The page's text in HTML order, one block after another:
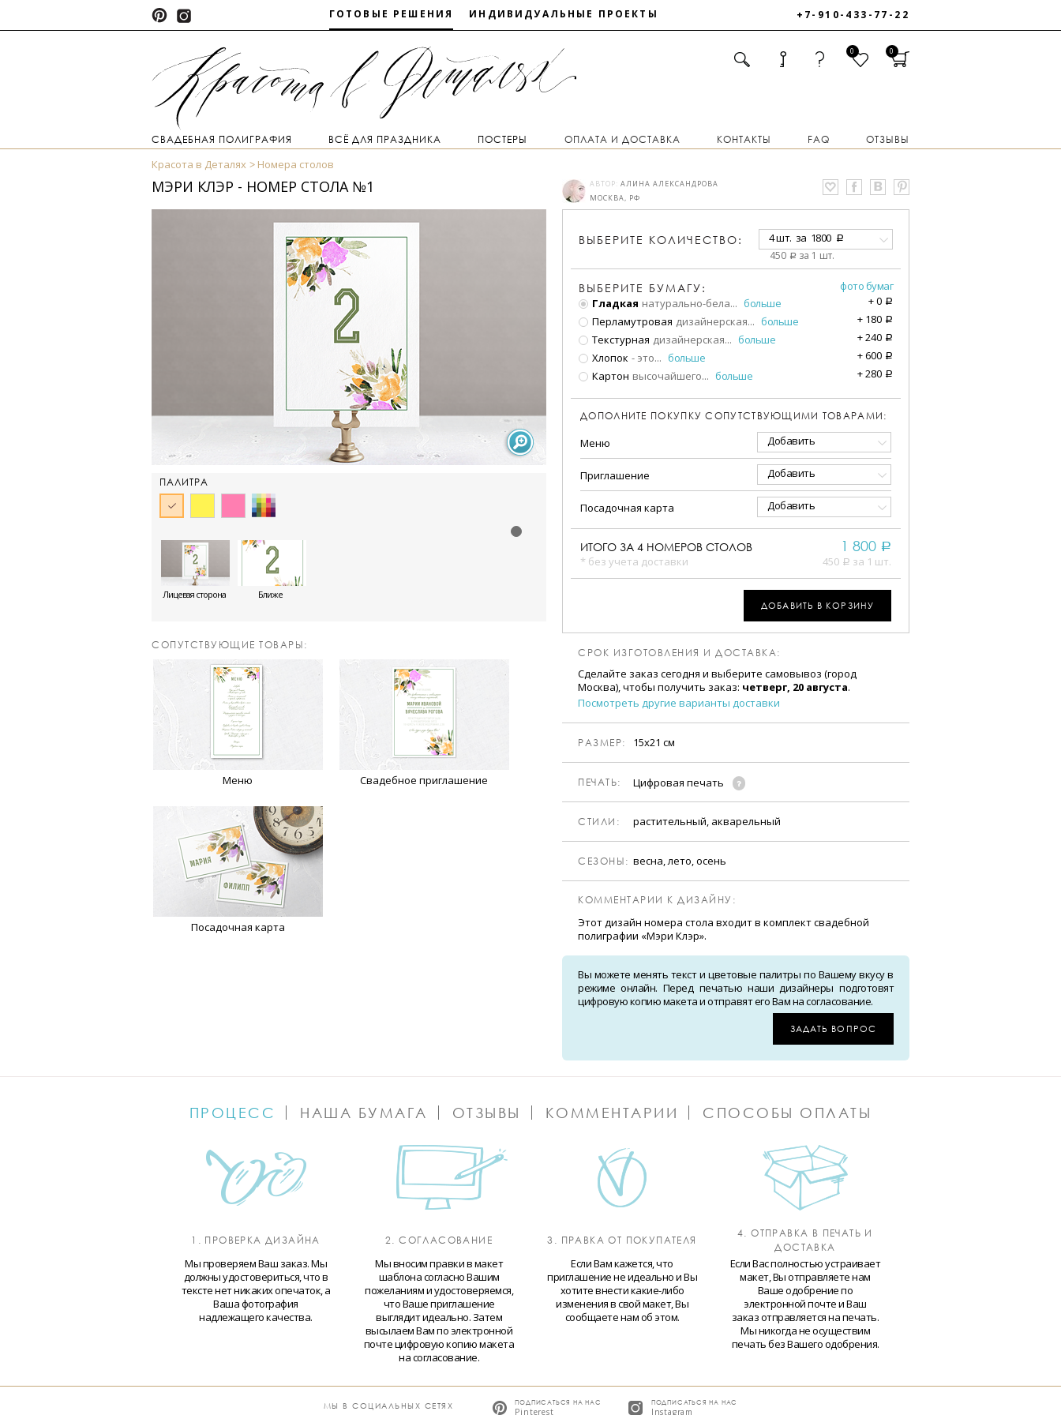
ГОТОВЫЕ РЕШЕНИЯ ИНДИВИДУАЛЬНЫЕ ПРОЕКТЫ +7-910-433-77-22
0 0
СВАДЕБНАЯ ПОЛИГРАФИЯ ВСЁ ДЛЯ ПРАЗДНИКА ПОСТЕРЫ ОПЛАТА И ДОСТАВКА КОНТАКТЫ FAQ ОТЗЫВЫ
Красота в Деталях Номера столов
МЭРИ КЛЭР - НОМЕР СТОЛА №1
ПАЛИТРА
Лицевая сторона Ближе
CОПУТСТВУЮЩИЕ ТОВАРЫ:
Меню Свадебное приглашение
Посадочная карта
АВТОР: АЛИНА АЛЕКСАНДРОВА
МОСКВА, РФ
ВЫБЕРИТЕ КОЛИЧЕСТВО: 4 шт. за 1800 a
450 a за 1 шт.
ВЫБЕРИТЕ БУМАГУ:
фото бумаг
Гладкая натурально-бела... больше +0 a
Перламутровая дизайнерская... больше + 180 a
Текстурная дизайнерская... больше +240 a
Хлопок - это... больше +600 a
Картон высочайшего... больше +280 a
ДОПОЛНИТЕ ПОКУПКУ СОПУТСТВУЮЩИМИ ТОВАРАМИ:
Меню Добавить
Приглашение Добавить
Посадочная карта Добавить
ИТОГО ЗА 4 НОМЕРОВ СТОЛОВ
* без учета доставки
1 800 a
450 a за 1 шт.
ДОБАВИТЬ В КОРЗИНУ
СРОК ИЗГОТОВЛЕНИЯ И ДОСТАВКА:
Сделайте заказ сегодня и выберите самовывоз (город
Москва), чтобы получить заказ: четверг, 20 августа.
Посмотреть другие варианты доставки
РАЗМЕР: 15х21 см
ПЕЧАТЬ: Цифровая печать
CТИЛИ: растительный, акварельный
CЕЗОНЫ: весна, лето, осень
КОММЕНТАРИИ К ДИЗАЙНУ:
Этот дизайн номера стола входит в комплект свадебной
полиграфии «Мэри Клэр».
Вы можете менять текст и цветовые палитры по Вашему вкусу в
режиме онлайн. Перед печатью наши дизайнеры подготовят
цифровую копию макета и отправят его Вам на согласование.
ЗАДАТЬ ВОПРОС
ПРОЦЕСС НАША БУМАГА ОТЗЫВЫ КОММЕНТАРИИ СПОСОБЫ ОПЛАТЫ
1. ПРОВЕРКА ДИЗАЙНА
Мы проверяем Ваш заказ. Мы
должны удостовериться, что в
тексте нет никаких опечаток, а
Ваша фотография
надлежащего качества.
2. СОГЛАСОВАНИЕ
Мы вносим правки в макет
шаблона согласно Вашим
пожеланиям и удостоверяемся,
что Ваше приглашение
выглядит идеально. Затем
высылаем Вам по электронной
почте цифровую копию макета
на согласование.
3. ПРАВКА ОТ ПОКУПАТЕЛЯ
Если Вам кажется, что
приглашение не идеально и Вы
хотите внести какие-либо
изменения в свой макет, Вы
сообщаете нам об этом.
4. ОТПРАВКА В ПЕЧАТЬ И
ДОСТАВКА
Если Вас полностью устраивает
макет, Вы отправляете нам
Ваше одобрение по
электронной почте и Ваш
заказ отправляется на печать.
Мы никогда не осуществим
печать без Вашего одобрения.
МЫ В СОЦИАЛЬНЫХ СЕТЯХ ПОДПИСАТЬСЯ НА НАС
Pinterest
ПОДПИСАТЬСЯ НА НАС
Instagram